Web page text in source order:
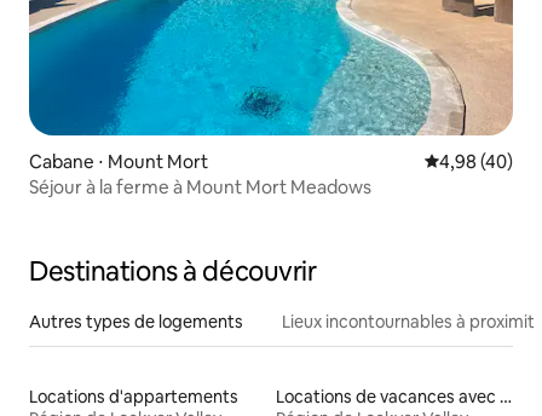
Cabane ⋅ Mount Mort Évaluation
4,98 (40)
Séjour à la ferme à Mount Mort Meadows
Destinations à découvrir
Autres types de logements Lieux incontournables à
Locations d'appartements
Locations de vacances avec piscine